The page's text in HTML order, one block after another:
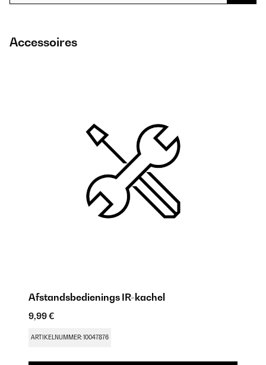
Accessoires
Afstandsbedienings IR-kachel
9,99 €
ARTIKELNUMMER: 10047876